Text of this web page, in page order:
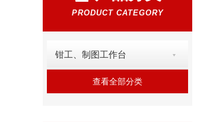
PRODUCT CATEGORY
钳工、制图工作台
查看全部分类